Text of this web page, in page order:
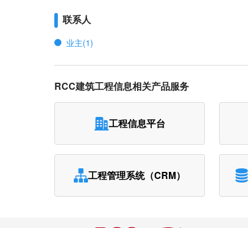
联系人
业主(1)
RCC建筑工程信息相关产品服务
工程信息平台
工程管理系统（CRM）